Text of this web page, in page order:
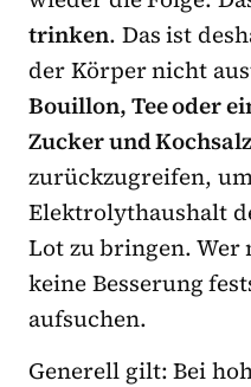
trinken. Das ist
der Körper nicht
Bouillon, Tee oder
Zucker und
zurückzugreifen,
Elektrolythaushalt
Lot zu bringen. Wer
keine Besserung
aufsuchen.
Generell gilt: Bei